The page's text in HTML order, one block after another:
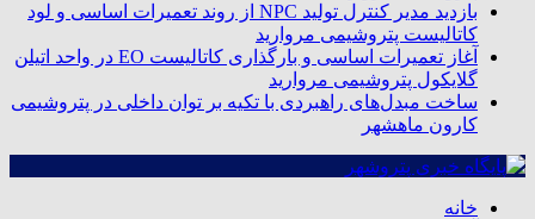
بازدید مدیر کنترل تولید NPC از روند تعمیرات اساسی و لود
کاتالیست پتروشیمی مروارید
آغاز تعمیرات اساسی و بارگذاری کاتالیست EO در واحد اتیلن
گلایکول پتروشیمی مروارید
ساخت مبدل‌های راهبردی با تکیه بر توان داخلی در پتروشیمی
کارون ماهشهر
خانه